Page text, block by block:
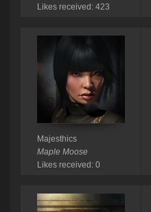
Likes received: 423
Majesthics
Maple Moose
Likes received: 0